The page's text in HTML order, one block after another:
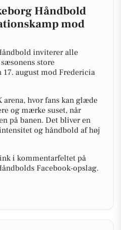
Håndbold
mod
inviterer alle
store
august mod Fredericia
arena, hvor fans kan glæde
og mærke suset, når
på banen. Det bliver en
og håndbold af høj
i kommentarfeltet på
Facebook-opslag.